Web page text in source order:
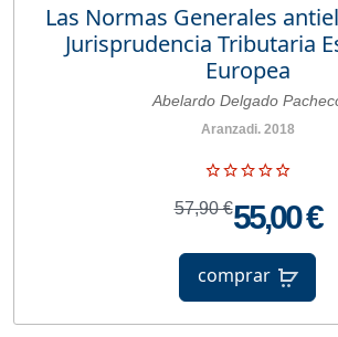
Las Normas Generales
Jurisprudencia Tributaria
Europea
Abelardo Delgado
Aranzadi. 2018
57,90 €55,00 €
comprar